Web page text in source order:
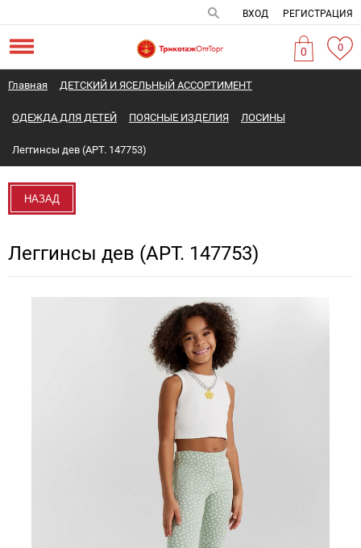
ВХОД РЕГИСТРАЦИЯ
0 0
Главная ДЕТСКИЙ И ЯСЕЛЬНЫЙ АССОРТИМЕНТ
ОДЕЖДА ДЛЯ ДЕТЕЙ ПОЯСНЫЕ ИЗДЕЛИЯ ЛОСИНЫ
Леггинсы дев (АРТ. 147753)
НАЗАД
Леггинсы дев (АРТ. 147753)
Новинка